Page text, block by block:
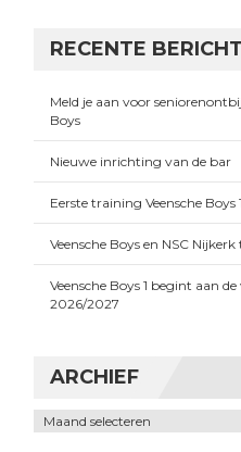
RECENTE
Meld je aan voor
Boys
Nieuwe inrichting van de bar
Eerste training Veensche Boys
Veensche Boys en NSC
Veensche Boys 1 begint aan
2026/2027
ARCHIEF
Archief